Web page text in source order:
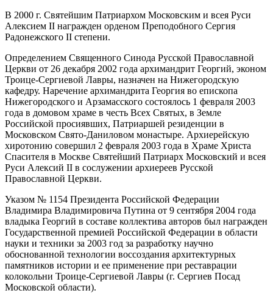
В 2000 г. Святейшим Патриархом Московским и всея Руси
Алексием II награжден орденом Преподобного Сергия
Радонежского II степени.
Определением Священного Синода Русской Православной
Церкви от 26 декабря 2002 года архимандрит Георгий, эконом
Троице-Сергиевой Лавры, назначен на Нижегородскую
кафедру. Наречение архимандрита Георгия во епископа
Нижегородского и Арзамасского состоялось 1 февраля 2003
года в домовом храме в честь Всех Святых, в Земле
Российской просиявших, Патриаршей резиденции в
Московском Свято-Даниловом монастыре. Архиерейскую
хиротонию совершил 2 февраля 2003 года в Храме Христа
Спасителя в Москве Святейший Патриарх Московский и всея
Руси Алексий II в сослужении архиереев Русской
Православной Церкви.
Указом № 1154 Президента Российской Федерации
Владимира Владимировича Путина от 9 сентября 2004 года
владыка Георгий в составе коллектива авторов был награжден
Государственной премией Российской Федерации в области
науки и техники за 2003 год за разработку научно
обоснованной технологии воссоздания архитектурных
памятников истории и ее применение при реставрации
колокольни Троице-Сергиевой Лавры (г. Сергиев Посад
Московской области).